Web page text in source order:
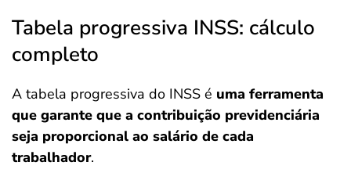
Tabela progressiva INSS: cálculo
completo
A tabela progressiva do INSS é uma ferramenta
que garante que a contribuição previdenciária
seja proporcional ao salário de cada
trabalhador.